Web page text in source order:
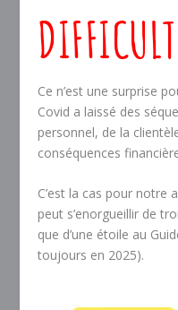
Ce n’est une surprise
Covid a laissé des
personnel, de la
conséquences
C’est la cas pour notre
peut s’enorgueillir de
que d’une étoile au
toujours en 2025).